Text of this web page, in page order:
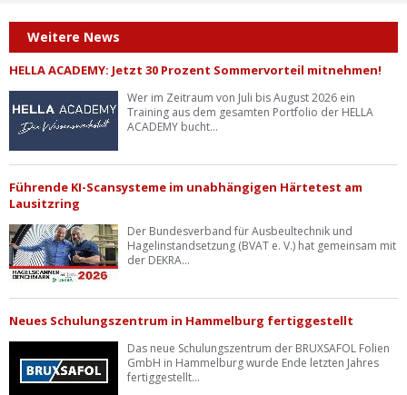
Weitere News
HELLA ACADEMY: Jetzt 30 Prozent Sommervorteil mitnehmen!
Wer im Zeitraum von Juli bis August 2026 ein
Training aus dem gesamten Portfolio der HELLA
ACADEMY bucht...
Führende KI-Scansysteme im unabhängigen Härtetest am
Lausitzring
Der Bundesverband für Ausbeultechnik und
Hagelinstandsetzung (BVAT e. V.) hat gemeinsam mit
der DEKRA...
Neues Schulungszentrum in Hammelburg fertiggestellt
Das neue Schulungszentrum der BRUXSAFOL Folien
GmbH in Hammelburg wurde Ende letzten Jahres
fertiggestellt...